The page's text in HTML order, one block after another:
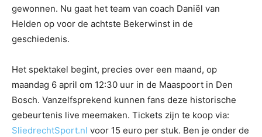
gewonnen. Nu gaat het team van coach Daniël van
Helden op voor de achtste Bekerwinst in de
geschiedenis.
Het spektakel begint, precies over een maand, op
maandag 6 april om 12:30 uur in de Maaspoort in Den
Bosch. Vanzelfsprekend kunnen fans deze historische
gebeurtenis live meemaken. Tickets zijn te koop via:
SliedrechtSport.nl voor 15 euro per stuk. Ben je onder de